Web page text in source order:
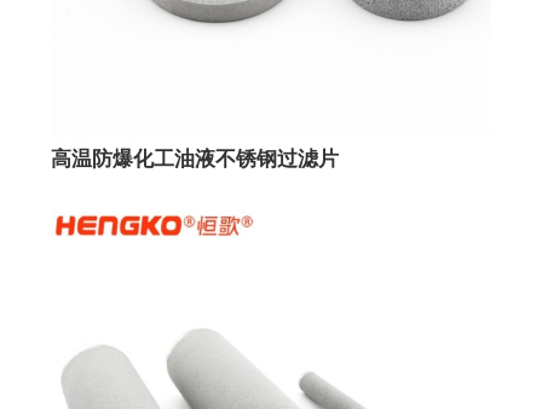
高温防爆化工油液不锈钢过滤片